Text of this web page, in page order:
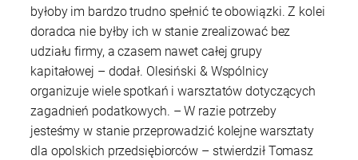
byłoby im bardzo trudno spełnić te obowiązki. Z kolei
doradca nie byłby ich w stanie zrealizować bez
udziału firmy, a czasem nawet całej grupy
kapitałowej – dodał. Olesiński & Wspólnicy
organizuje wiele spotkań i warsztatów dotyczących
zagadnień podatkowych. – W razie potrzeby
jesteśmy w stanie przeprowadzić kolejne warsztaty
dla opolskich przedsiębiorców – stwierdził Tomasz